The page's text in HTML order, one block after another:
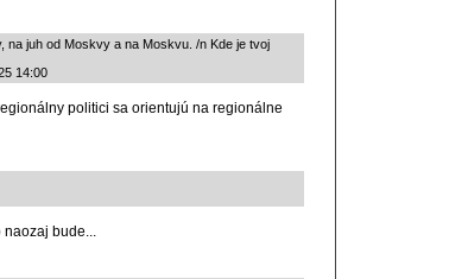
juh od Moskvy a na Moskvu. /n Kde je tvoj
14:00
politici sa orientujú na regionálne
naozaj bude...